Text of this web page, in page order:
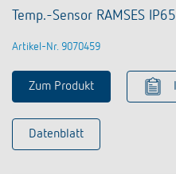
Temp.-Sensor RAMSES IP65
Artikel-Nr. 9070459
Zum Produkt
Datenblatt